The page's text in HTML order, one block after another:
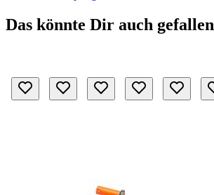
Das könnte Dir auch gefallen